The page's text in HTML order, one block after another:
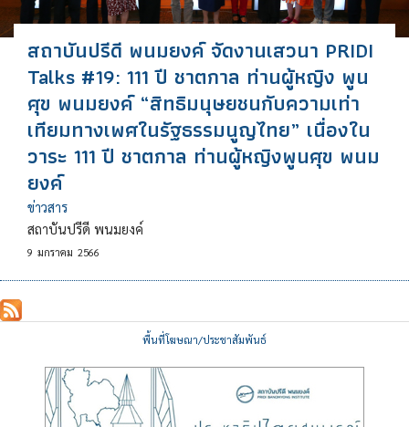
สถาบันปรีดี พนมยงค์ จัดงานเสวนา PRIDI
Talks #19: 111 ปี ชาตกาล ท่านผู้หญิง พูน
ศุข พนมยงค์ “สิทธิมนุษยชนกับความเท่า
เทียมทางเพศในรัฐธรรมนูญไทย” เนื่องใน
วาระ 111 ปี ชาตกาล ท่านผู้หญิงพูนศุข พนม
ยงค์
ข่าวสาร
สถาบันปรีดี พนมยงค์
9 มกราคม 2566
พื้นที่โฆษณา/ประชาสัมพันธ์